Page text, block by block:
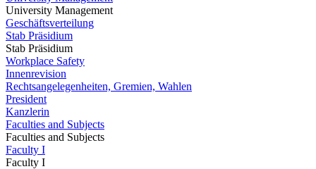
University Management
Geschäftsverteilung
Stab Präsidium
Stab Präsidium
Workplace Safety
Innenrevision
Rechtsangelegenheiten, Gremien, Wahlen
President
Kanzlerin
Faculties and Subjects
Faculties and Subjects
Faculty I
Faculty I